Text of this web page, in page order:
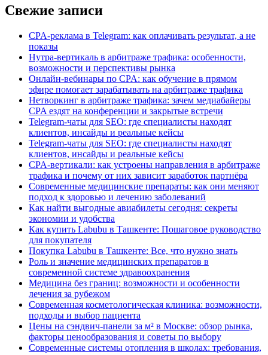
Свежие записи
CPA-реклама в Telegram: как оплачивать результат, а не
показы
Нутра-вертикаль в арбитраже трафика: особенности,
возможности и перспективы рынка
Онлайн-вебинары по CPA: как обучение в прямом
эфире помогает зарабатывать на арбитраже трафика
Нетворкинг в арбитраже трафика: зачем медиабайеры
CPA ездят на конференции и закрытые встречи
Telegram-чаты для SEO: где специалисты находят
клиентов, инсайды и реальные кейсы
Telegram-чаты для SEO: где специалисты находят
клиентов, инсайды и реальные кейсы
CPA-вертикали: как устроены направления в арбитраже
трафика и почему от них зависит заработок партнёра
Современные медицинские препараты: как они меняют
подход к здоровью и лечению заболеваний
Как найти выгодные авиабилеты сегодня: секреты
экономии и удобства
Как купить Labubu в Ташкенте: Пошаговое руководство
для покупателя
Покупка Labubu в Ташкенте: Все, что нужно знать
Роль и значение медицинских препаратов в
современной системе здравоохранения
Медицина без границ: возможности и особенности
лечения за рубежом
Современная косметологическая клиника: возможности,
подходы и выбор пациента
Цены на сэндвич-панели за м² в Москве: обзор рынка,
факторы ценообразования и советы по выбору
Современные системы отопления в школах: требования,